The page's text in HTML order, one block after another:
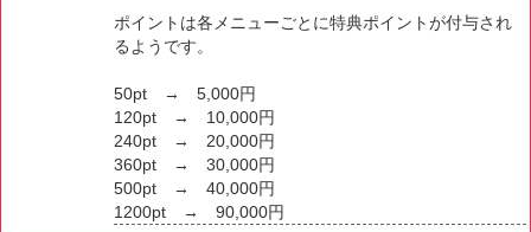
ポイントは各メニューごとに特典ポイントが付与され
るようです。
50pt → 5,000円
120pt → 10,000円
240pt → 20,000円
360pt → 30,000円
500pt → 40,000円
1200pt → 90,000円